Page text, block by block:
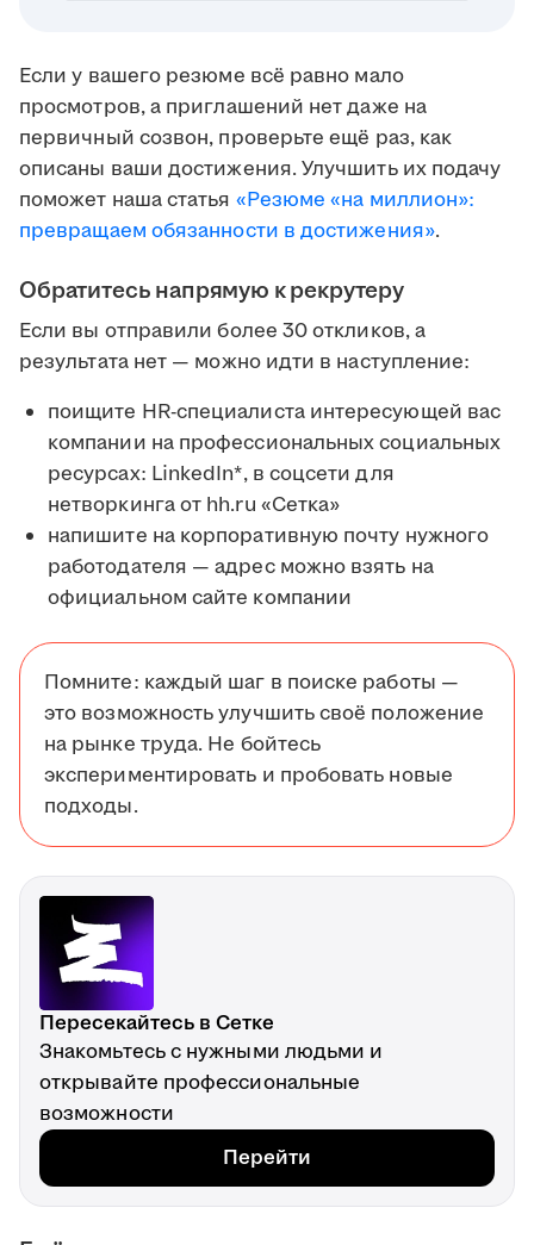
Если у вашего резюме всё равно мало
просмотров, а приглашений нет даже на
первичный созвон, проверьте ещё раз, как
описаны ваши достижения. Улучшить их подачу
поможет наша статья «Резюме «на миллион»:
превращаем обязанности в достижения».
Обратитесь напрямую к рекрутеру
Если вы отправили более 30 откликов, а
результата нет — можно идти в наступление:
поищите HR-специалиста интересующей вас
компании на профессиональных социальных
ресурсах: LinkedIn*, в соцсети для
нетворкинга от hh.ru «Сетка»
напишите на корпоративную почту нужного
работодателя — адрес можно взять на
официальном сайте компании
Помните: каждый шаг в поиске работы —
это возможность улучшить своё положение
на рынке труда. Не бойтесь
экспериментировать и пробовать новые
подходы.
Пересекайтесь в Сетке
Знакомьтесь с нужными людьми и
открывайте профессиональные
возможности
Перейти